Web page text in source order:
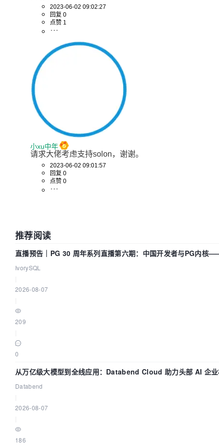
2023-06-02 09:02:27
回复 0
点赞 1
小xu中年
请求大佬考虑支持solon，谢谢。
2023-06-02 09:01:57
回复 0
点赞 0
推荐阅读
直播预告｜PG 30 周年系列直播第六期：中国开发者与PG内核
IvorySQL
2026-08-07
209
0
从万亿级大模型到全线应用：Databend Cloud 助力头部 AI 企
Databend
2026-08-07
186